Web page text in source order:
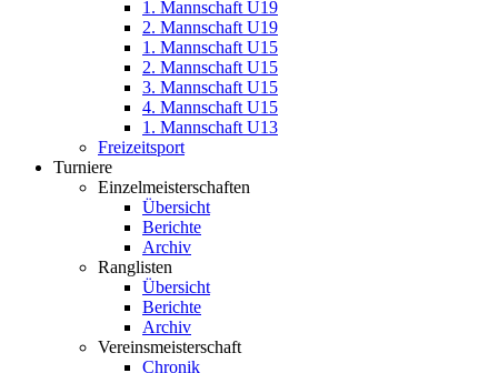
1. Mannschaft U19
2. Mannschaft U19
1. Mannschaft U15
2. Mannschaft U15
3. Mannschaft U15
4. Mannschaft U15
1. Mannschaft U13
Freizeitsport
Turniere
Einzelmeisterschaften
Übersicht
Berichte
Archiv
Ranglisten
Übersicht
Berichte
Archiv
Vereinsmeisterschaft
Chronik